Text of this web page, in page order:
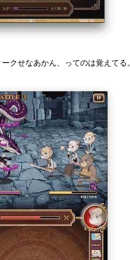
クせなあかん、ってのは覚えてる。